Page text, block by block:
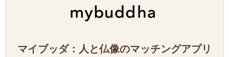
マイブッダ：人と仏像のマッチングアプリ